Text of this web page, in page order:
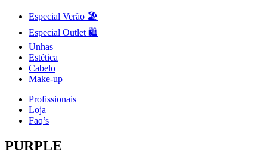
Especial Verão 🏖️
Especial Outlet 🛍️
Unhas
Estética
Cabelo
Make-up
Profissionais
Loja
Faq’s
PURPLE